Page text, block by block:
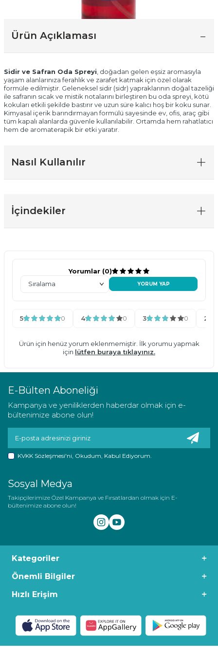
Ürün Açıklaması
Sidir ve Safran Oda Spreyi , doğadan gelen eşsiz aromasıyla
yaşam alanlarınıza ferahlık ve zarafet katmak için özel olarak
formüle edilmiştir. Geleneksel sidir (sidr) yapraklarının doğal tazeliği
ile safranın sıcak ve mistik notalarını birleştiren bu oda spreyi, kötü
kokuları etkili şekilde bastırır ve uzun süre kalıcı hoş bir koku sunar.
Kimyasal içerik barındırmayan formülü sayesinde ev, ofis, araç gibi
tüm kapalı alanlarda güvenle kullanılabilir. Ortamda hem rahatlatıcı
hem de aromaterapik bir etki yaratır.
Nasıl Kullanılır
İçindekiler
Yorumlar (0)
YORUM YAP
5 0 4 0 3 0 2
Ürün için henüz yorum eklenmemiştir. İlk yorumu yapmak
için lütfen buraya tıklayınız.
E-Bülten Aboneliği
Kampanya ve yeniliklerden haberdar olmak için e-
bültenimize abone olun!
KVKK Sözleşmesi'ni , Okudum, Kabul Ediyorum.
Sosyal Medya
Takipçilerimize Özel Kampanya ve Fırsatlardan olmak için E-
bültenimize abone olun!
Kategoriler
Önemli Bilgiler
Hızlı Erişim